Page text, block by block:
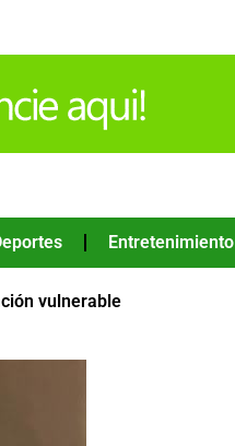
Entretenimiento
vulnerable